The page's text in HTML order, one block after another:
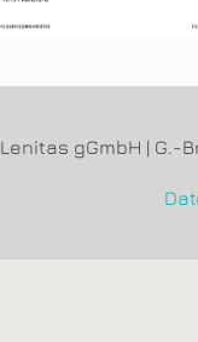
Lenitas gGmbH | G.-